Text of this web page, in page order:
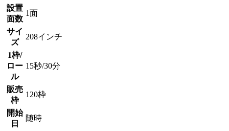
設置
面数
1面
サイ
ズ
208インチ
1枠/
ロー
ル
15秒/30分
販売
枠
120枠
開始
日
随時